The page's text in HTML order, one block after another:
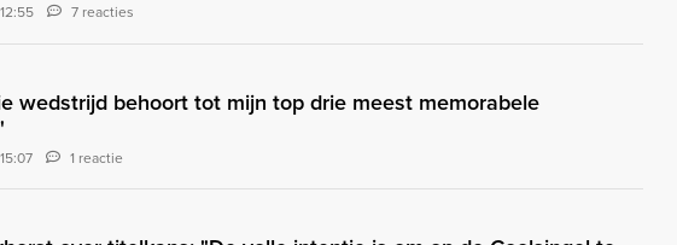
7 reacties
wedstrijd behoort tot mijn top drie meest memorabele
1 reactie